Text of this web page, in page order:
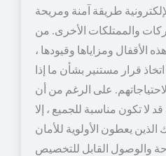
طريقة آمنة ومريحة
والممتلكات الأخرى. من
الأقفال ومزاياها وقيودها ،
قرار مستنير بشأن ما إذا
على الرغم من أن
قد لا تكون مناسبة للجميع ، إلا
الذين يعطون الأولوية للأمان